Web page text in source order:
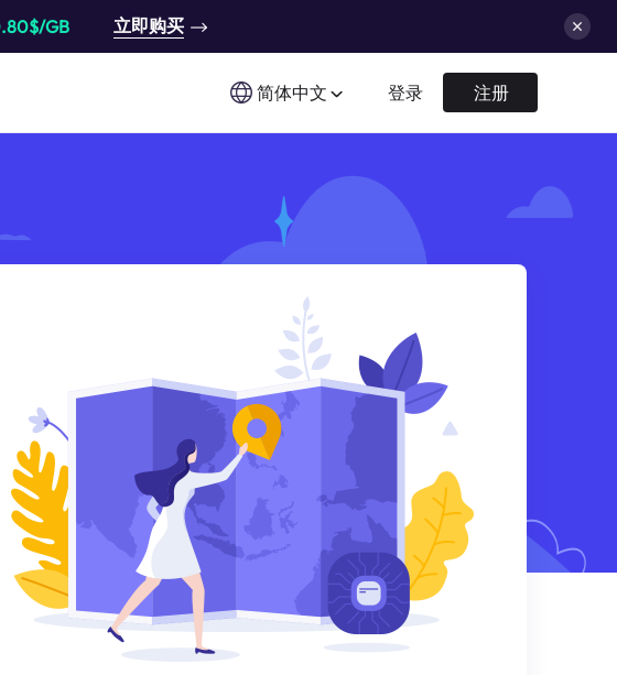
GB 立即购买
简体中文 登录 注册